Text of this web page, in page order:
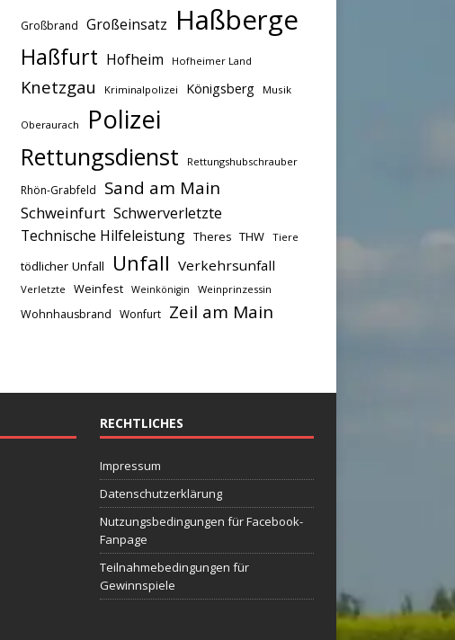
Großbrand Großeinsatz Haßberge
Haßfurt Hofheim Hofheimer Land
Knetzgau Kriminalpolizei Königsberg Musik
Oberaurach Polizei
Rettungsdienst Rettungshubschrauber
Rhön-Grabfeld Sand am Main
Schweinfurt Schwerverletzte
Technische Hilfeleistung Theres THW Tiere
tödlicher Unfall Unfall Verkehrsunfall
Verletzte Weinfest Weinkönigin Weinprinzessin
Wohnhausbrand Wonfurt Zeil am Main
RECHTLICHES
Impressum
Datenschutzerklärung
Nutzungsbedingungen für Facebook-
Fanpage
Teilnahmebedingungen für
Gewinnspiele